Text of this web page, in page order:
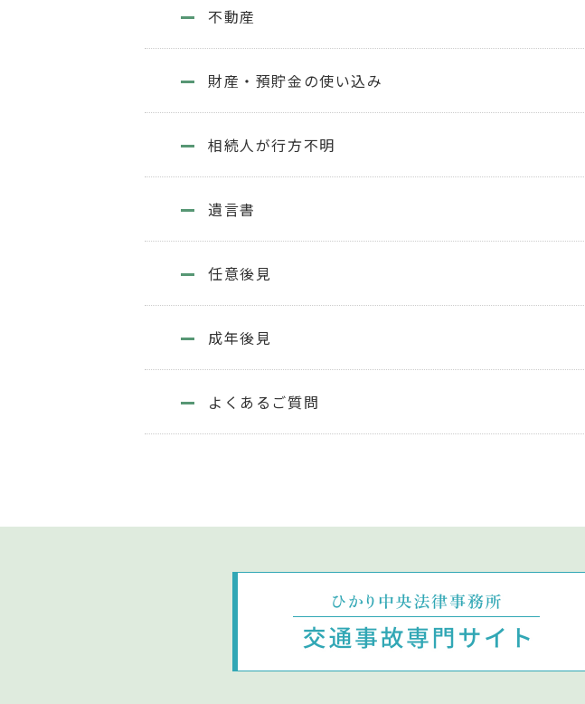
不動産
財産・預貯金の使い込み
相続人が行方不明
遺言書
任意後見
成年後見
よくあるご質問